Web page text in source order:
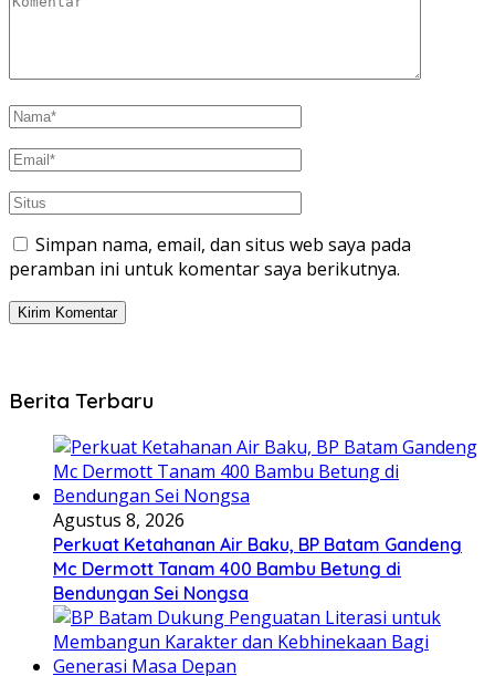
Simpan nama, email, dan situs web saya pada
peramban ini untuk komentar saya berikutnya.
Berita Terbaru
Agustus 8, 2026
Perkuat Ketahanan Air Baku, BP Batam Gandeng
Mc Dermott Tanam 400 Bambu Betung di
Bendungan Sei Nongsa